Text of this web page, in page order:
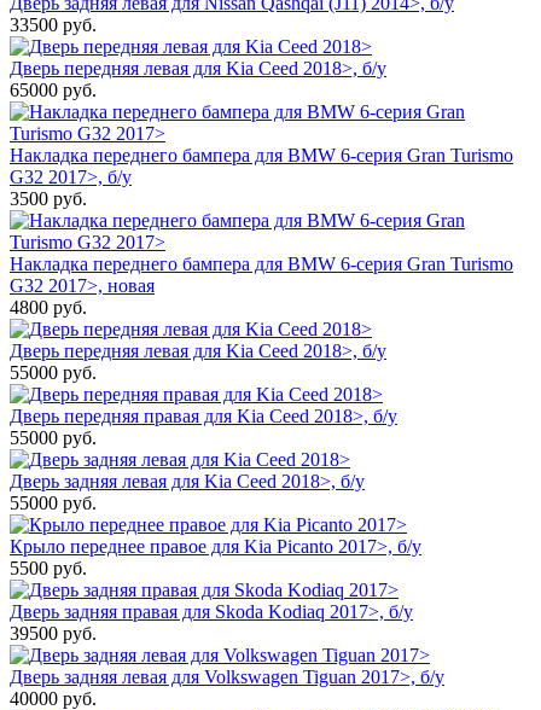
33500 руб.
Дверь передняя левая для Kia Ceed 2018>, б/у
65000 руб.
Накладка переднего бампера для BMW 6-серия Gran Turismo
G32 2017>, б/у
3500 руб.
Накладка переднего бампера для BMW 6-серия Gran Turismo
G32 2017>, новая
4800 руб.
Дверь передняя левая для Kia Ceed 2018>, б/у
55000 руб.
Дверь передняя правая для Kia Ceed 2018>, б/у
55000 руб.
Дверь задняя левая для Kia Ceed 2018>, б/у
55000 руб.
Крыло переднее правое для Kia Picanto 2017>, б/у
5500 руб.
Дверь задняя правая для Skoda Kodiaq 2017>, б/у
39500 руб.
Дверь задняя левая для Volkswagen Tiguan 2017>, б/у
40000 руб.